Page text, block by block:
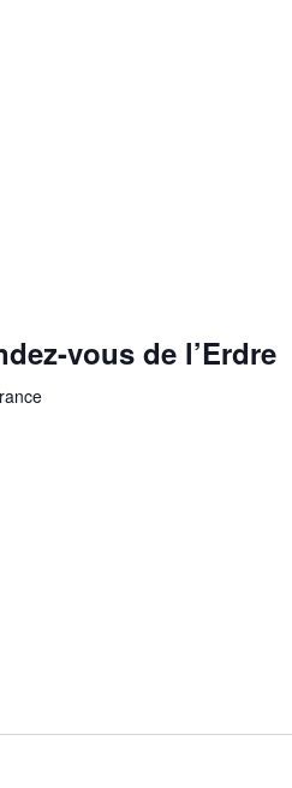
vous de l’Erdre